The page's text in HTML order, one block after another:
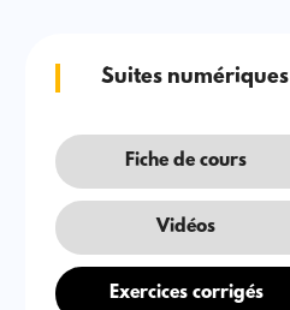
Suites numériques
Fiche de cours
Vidéos
Exercices corrigés